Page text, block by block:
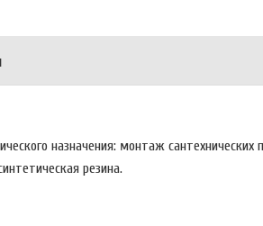
назначения: монтаж сантехнических
резина.